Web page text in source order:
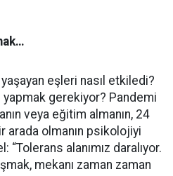
eşleri nasıl etkiledi?
gerekiyor? Pandemi
veya eğitim almanın, 24
arada olmanın psikolojiyi
“Tolerans alanımız daralıyor.
mekanı zaman zaman